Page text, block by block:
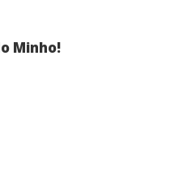
Minho!